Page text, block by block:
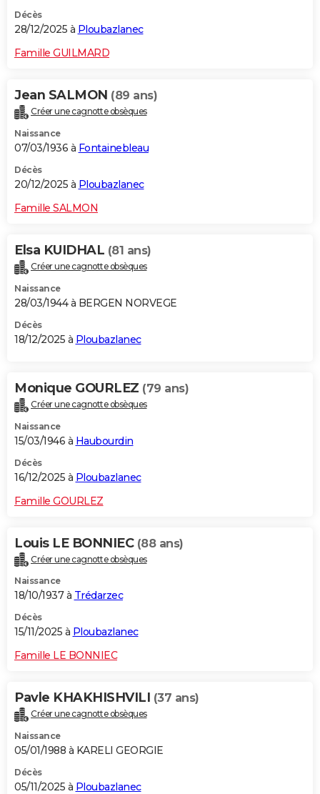
Décès
28/12/2025 à Ploubazlanec
Famille GUILMARD
Jean SALMON (89 ans)
Créer une cagnotte obsèques
Naissance
07/03/1936 à Fontainebleau
Décès
20/12/2025 à Ploubazlanec
Famille SALMON
Elsa KUIDHAL (81 ans)
Créer une cagnotte obsèques
Naissance
28/03/1944 à BERGEN NORVEGE
Décès
18/12/2025 à Ploubazlanec
Monique GOURLEZ (79 ans)
Créer une cagnotte obsèques
Naissance
15/03/1946 à Haubourdin
Décès
16/12/2025 à Ploubazlanec
Famille GOURLEZ
Louis LE BONNIEC (88 ans)
Créer une cagnotte obsèques
Naissance
18/10/1937 à Trédarzec
Décès
15/11/2025 à Ploubazlanec
Famille LE BONNIEC
Pavle KHAKHISHVILI (37 ans)
Créer une cagnotte obsèques
Naissance
05/01/1988 à KARELI GEORGIE
Décès
05/11/2025 à Ploubazlanec